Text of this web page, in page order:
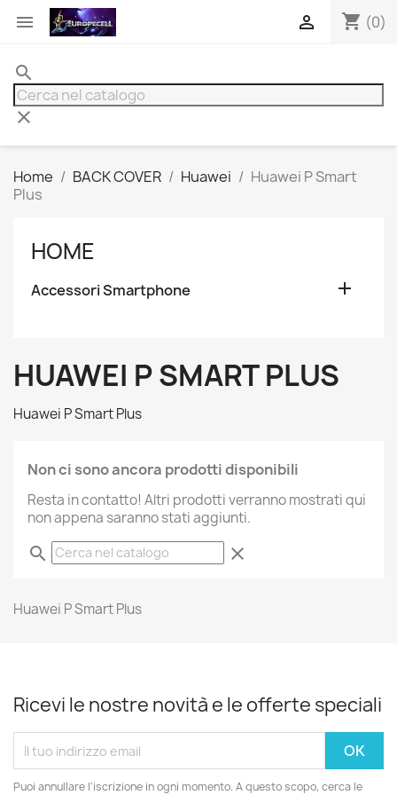
 shopping_cart (0)

search
clear
Home BACK COVER Huawei
Huawei P Smart
Plus
HOME
Accessori Smartphone 
HUAWEI P SMART PLUS
Huawei P Smart Plus
Non ci sono ancora prodotti disponibili
Resta in contatto! Altri prodotti verranno mostrati qui
non appena saranno stati aggiunti.
search clear
Huawei P Smart Plus
Ricevi le nostre novità e le offerte speciali
Puoi annullare l'iscrizione in ogni momento. A questo scopo, cerca le